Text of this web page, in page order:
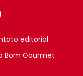
editorial
Bom Gourmet